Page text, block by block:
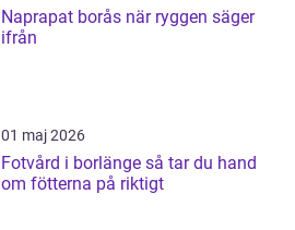
Naprapat borås när ryggen säger
ifrån
01 maj 2026
Fotvård i borlänge så tar du hand
om fötterna på riktigt